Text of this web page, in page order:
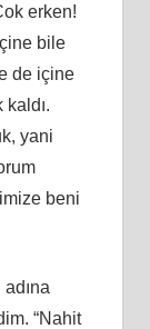
erken!
bile
de içine
yani
beni
“Nahit